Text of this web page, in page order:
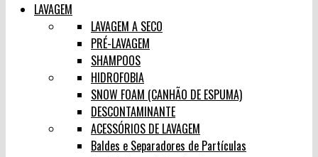
LAVAGEM
LAVAGEM A SECO
PRÉ-LAVAGEM
SHAMPOOS
HIDROFOBIA
SNOW FOAM (CANHÃO DE ESPUMA)
DESCONTAMINANTE
ACESSÓRIOS DE LAVAGEM
Baldes e Separadores de Partículas